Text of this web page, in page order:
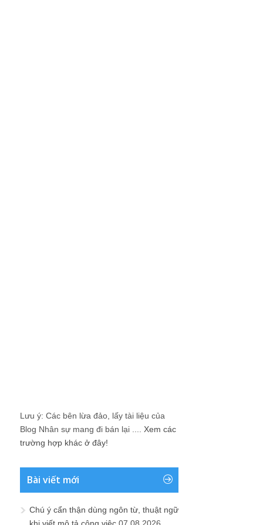
Lưu ý: Các bên lừa đảo, lấy tài liệu của
Blog Nhân sự mang đi bán lại .... Xem các
trường hợp khác ở đây!
Bài viết mới
Chú ý cẩn thận dùng ngôn từ, thuật ngữ